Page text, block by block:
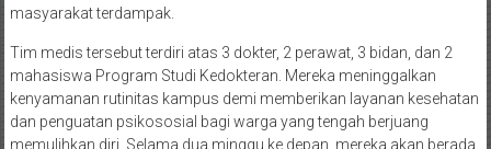
masyarakat terdampak.
Tim medis tersebut terdiri atas 3 dokter, 2 perawat, 3 bidan, dan 2
mahasiswa Program Studi Kedokteran. Mereka meninggalkan
kenyamanan rutinitas kampus demi memberikan layanan kesehatan
dan penguatan psikososial bagi warga yang tengah berjuang
memulihkan diri. Selama dua minggu ke depan, mereka akan berada